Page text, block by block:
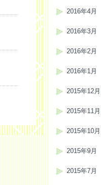
2016年4月
2016年3月
2016年2月
2016年1月
2015年12月
2015年11月
2015年10月
2015年9月
2015年7月